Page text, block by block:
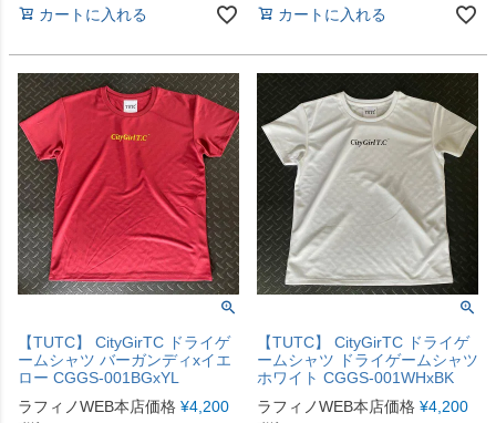
カートに入れる カートに入れる
【TUTC】 CityGirTC ドライゲ
ームシャツ バーガンディxイエ
ロー CGGS-001BGxYL
ラフィノWEB本店価格 ¥4,200
【TUTC】 CityGirTC ドライゲ
ームシャツ ドライゲームシャツ
ホワイト CGGS-001WHxBK
ラフィノWEB本店価格 ¥4,200